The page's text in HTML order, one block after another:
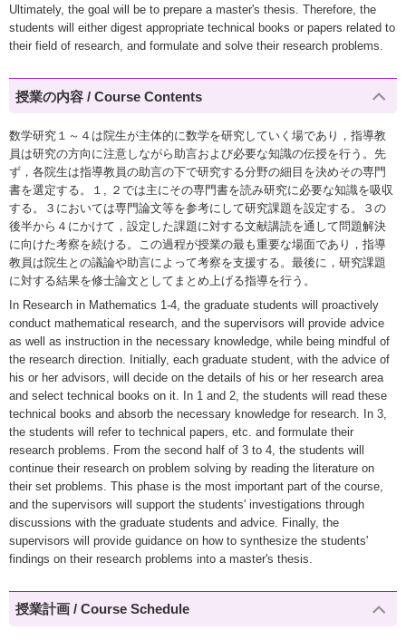
Ultimately, the goal will be to prepare a master's thesis. Therefore, the
students will either digest appropriate technical books or papers related to
their field of research, and formulate and solve their research problems.
授業の内容 / Course Contents
数学研究１～４は院生が主体的に数学を研究していく場であり，指導教
員は研究の方向に注意しながら助言および必要な知識の伝授を行う。先
ず，各院生は指導教員の助言の下で研究する分野の細目を決めその専門
書を選定する。１, ２では主にその専門書を読み研究に必要な知識を吸収
する。３においては専門論文等を参考にして研究課題を設定する。３の
後半から４にかけて，設定した課題に対する文献講読を通して問題解決
に向けた考察を続ける。この過程が授業の最も重要な場面であり，指導
教員は院生との議論や助言によって考察を支援する。最後に，研究課題
に対する結果を修士論文としてまとめ上げる指導を行う。
In Research in Mathematics 1-4, the graduate students will proactively
conduct mathematical research, and the supervisors will provide advice
as well as instruction in the necessary knowledge, while being mindful of
the research direction. Initially, each graduate student, with the advice of
his or her advisors, will decide on the details of his or her research area
and select technical books on it. In 1 and 2, the students will read these
technical books and absorb the necessary knowledge for research. In 3,
the students will refer to technical papers, etc. and formulate their
research problems. From the second half of 3 to 4, the students will
continue their research on problem solving by reading the literature on
their set problems. This phase is the most important part of the course,
and the supervisors will support the students' investigations through
discussions with the graduate students and advice. Finally, the
supervisors will provide guidance on how to synthesize the students'
findings on their research problems into a master's thesis.
授業計画 / Course Schedule